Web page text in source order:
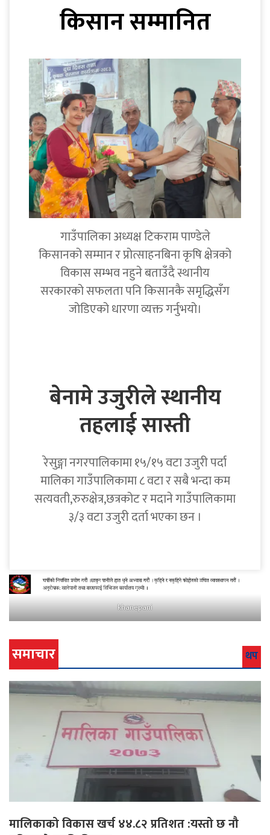
किसान सम्मानित
गाउँपालिका अध्यक्ष टिकराम पाण्डेले
किसानको सम्मान र प्रोत्साहनबिना कृषि क्षेत्रको
विकास सम्भव नहुने बताउँदै स्थानीय
सरकारको सफलता पनि किसानकै समृद्धिसँग
जोडिएको धारणा व्यक्त गर्नुभयो।
बेनामे उजुरीले स्थानीय
तहलाई सास्ती
रेसुङ्गा नगरपालिकामा १५/१५ वटा उजुरी पर्दा
मालिका गाउँपालिकामा ८ वटा र सबै भन्दा कम
सत्यवती,रुरुक्षेत्र,छत्रकोट र मदाने गाउँपालिकामा
३/३ वटा उजुरी दर्ता भएका छन ।
khanepani
समाचार थप
मालिकाको विकास खर्च ४४.८२ प्रतिशत :यस्तो छ नौ